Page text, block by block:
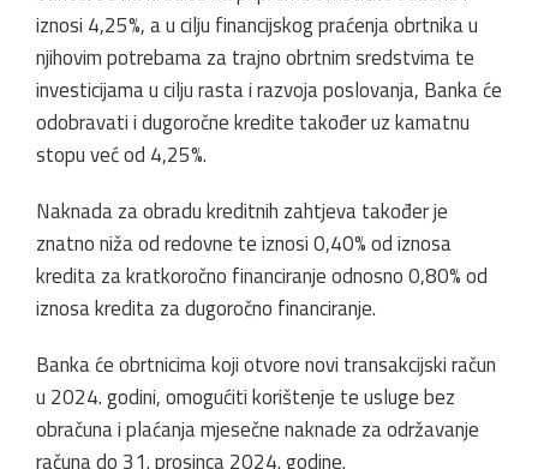
iznosi 4,25%, a u cilju financijskog praćenja obrtnika u
njihovim potrebama za trajno obrtnim sredstvima te
investicijama u cilju rasta i razvoja poslovanja, Banka će
odobravati i dugoročne kredite također uz kamatnu
stopu već od 4,25%.
Naknada za obradu kreditnih zahtjeva također je
znatno niža od redovne te iznosi 0,40% od iznosa
kredita za kratkoročno financiranje odnosno 0,80% od
iznosa kredita za dugoročno financiranje.
Banka će obrtnicima koji otvore novi transakcijski račun
u 2024. godini, omogućiti korištenje te usluge bez
obračuna i plaćanja mjesečne naknade za održavanje
računa do 31. prosinca 2024. godine.